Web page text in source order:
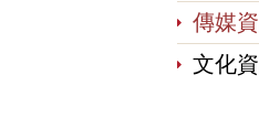
傳媒
文化